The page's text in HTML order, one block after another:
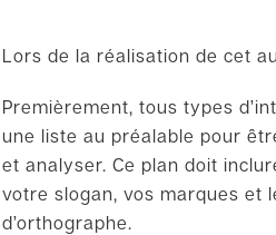
Lors de la réalisation de cet
Premièrement, tous types
une liste au préalable pour
et analyser. Ce plan doit
votre slogan, vos marques et
d’orthographe.